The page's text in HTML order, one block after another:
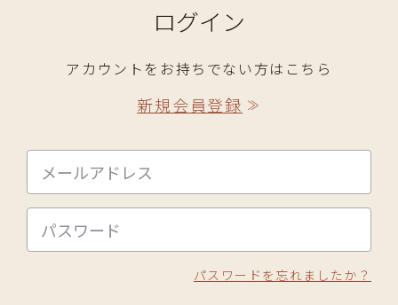
ログイン
アカウントをお持ちでない方はこちら
新規会員登録 ≫
パスワードを忘れましたか？